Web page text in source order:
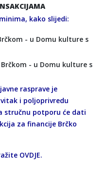
kako slijedi:
- u Domu kulture s
- u Domu kulture s
rasprave je
i poljoprivredu
stručnu potporu će dati
za financije Brčko
OVDJE.